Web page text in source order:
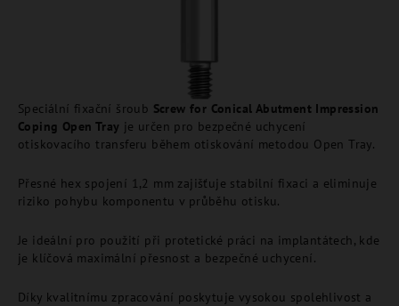
Speciální fixační šroub Screw for Conical Abutment Impression
Coping Open Tray je určen pro bezpečné uchycení
otiskovacího transferu během otiskování metodou Open Tray.
Přesné hex spojení 1,2 mm zajišťuje stabilní fixaci a eliminuje
riziko pohybu komponentu v průběhu otisku.
Je ideální pro použití při protetické práci na implantátech, kde
je klíčová maximální přesnost a bezpečné uchycení.
Díky kvalitnímu zpracování poskytuje vysokou spolehlivost a